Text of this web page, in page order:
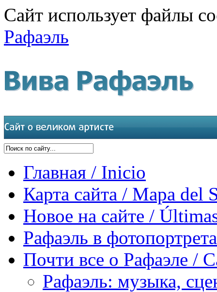
Сайт использует файлы
Рафаэль
Главная / Inicio
Карта сайта / Mapa del
Новое на сайте /
Рафаэль в
Почти все о Рафаэле /
Рафаэль: музыка,